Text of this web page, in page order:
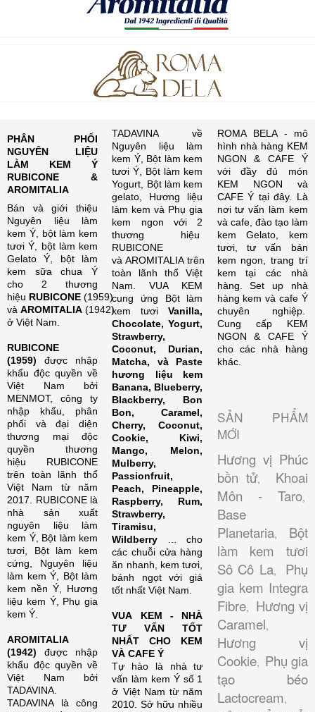
PHÂN PHỐI
NGUYÊN LIỆU
LÀM KEM Ý
RUBICONE &
AROMITALIA
Bán và giới thiệu
Nguyên liệu làm
kem Ý, bột làm kem
tươi Ý, bột làm kem
Gelato Ý, bột làm
kem sữa chua Ý
cho 2 thương
hiệu RUBICONE (1959)
và AROMITALIA (1942)
ở Việt Nam.
RUBICONE
(1959) được nhập
khẩu độc quyền về
Việt Nam bởi
MENMOT, công ty
nhập khẩu, phân
phối và đại diện
thương mại độc
quyền thương
hiệu RUBICONE
trên toàn lãnh thổ
Việt Nam từ năm
2017. RUBICONE là
nhà sản xuất
nguyên liệu làm
kem Ý, Bột làm kem
tươi, Bột làm kem
cứng, Nguyên liệu
làm kem Ý, Bột làm
kem nền Ý, Hương
liệu kem Ý, Phụ gia
kem Ý.
AROMITALIA
(1942) được nhập
khẩu độc quyền về
Việt Nam bởi
TADAVINA.
TADAVINA là công
TADAVINA về
Nguyên liệu làm
kem Ý, Bột làm kem
tươi Ý, Bột làm kem
Yogurt, Bột làm kem
gelato, Hương liệu
làm kem và Phụ gia
kem ngon với 2
thương hiệu
RUBICONE
và AROMITALIA trên
toàn lãnh thổ Việt
Nam. VUA KEM
cung ứng Bột làm
kem tươiVanilla,
Chocolate, Yogurt,
Strawberry,
Coconut, Durian,
Matcha, và Paste
hương liệu kem
Banana, Blueberry,
Blackberry, Bon
Bon, Caramel,
Cherry, Coconut,
Cookie, Kiwi,
Mango, Melon,
Mulberry,
Passionfruit,
Peach, Pineapple,
Raspberry, Rum,
Strawberry,
Tiramisu,
Wildberry … cho
các chuỗi cửa hàng
ăn nhanh, kem tươi,
bánh ngọt với giá
tốt nhất Việt Nam.
VUA KEM - NHÀ
TƯ VẤN TỐT
NHẤT CHO KEM
VÀ CAFE Ý
Tự hào là nhà tư
vấn làm kem Ý số 1
ở Việt Nam từ năm
2010. Sở hữu nhiều
ROMA BELA - mô
hình nhà hàng KEM
NGON & CAFE Ý
với đầy đủ món
KEM NGON và
CAFE Ý tại đây. Là
nơi tư vấn làm kem
và cafe, đào tạo làm
kem Gelato, kem
tươi, tư vấn bán
kem ngon, trang trí
kem tại các nhà
hàng. Set up nhà
hàng kem và cafe Ý
chuyên nghiệp.
Cung cấp KEM
NGON & CAFE Ý
cho các nhà hàng
khác.
SẢN PHẨM
MỚI
Hương vị Phúc
bồn tử, Khoai
Môn - Taro,
Base
Planetaria, Bột
làm kem tươi
Sô Cô La, Phụ
gia kem Integra
Fibre, Hương vị
Caramel,
Hương vị
Cookie, Phụ gia
tạo béo
Lactocream,